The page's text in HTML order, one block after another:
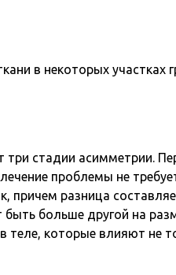
в некоторых участках
стадии асимметрии.
проблемы не
причем разница
больше другой на
теле, которые влияют не